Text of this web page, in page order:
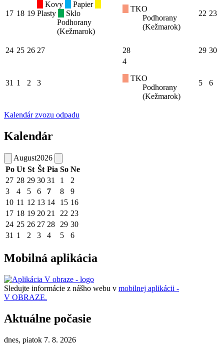
17 18 19
Kovy
Papier
Plasty
Sklo
Podhorany
(Kežmarok)
TKO
Podhorany
(Kežmarok)
22 23
24 25 26 27 28 29 30
31 1 2 3
4
TKO
Podhorany
(Kežmarok)
5 6
Kalendár zvozu odpadu
Kalendár
August2026
Po Ut St Št Pia So Ne
27 28 29 30 31 1
2
3
4 5 6 7 8
9
10 11 12 13 14 15 16
17 18 19 20 21 22 23
24 25 26 27 28 29 30
31 1 2 3 4 5 6
Mobilná aplikácia
Sledujte informácie z nášho webu v mobilnej aplikácii -
V OBRAZE.
Aktuálne počasie
dnes, piatok 7. 8. 2026